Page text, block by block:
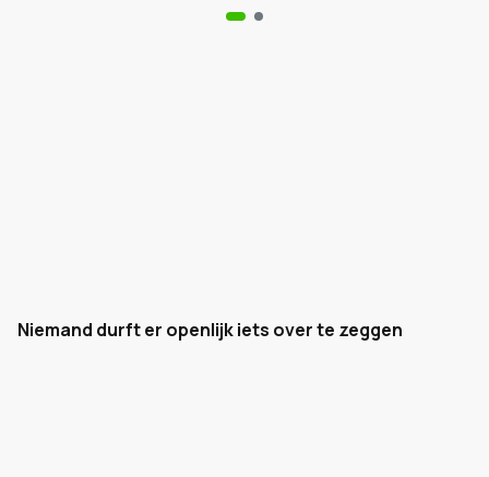
Niemand durft er openlijk iets over te zeggen